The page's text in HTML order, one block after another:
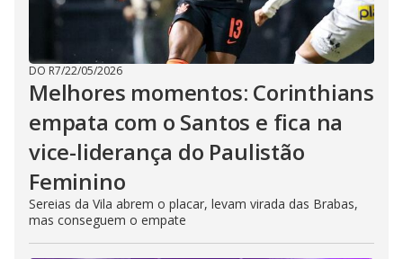
DO R7/22/05/2026
Melhores momentos: Corinthians
empata com o Santos e fica na
vice-liderança do Paulistão
Feminino
Sereias da Vila abrem o placar, levam virada das Brabas,
mas conseguem o empate